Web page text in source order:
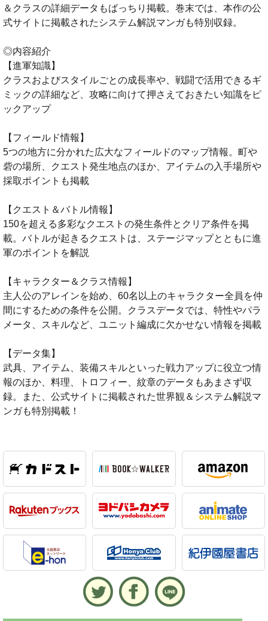
＆クラスの詳細データもばっちり掲載。巻末では、本作の公
式サイトに掲載されたシステム解説マンガも特別収録。
◎内容紹介
【進軍知識】
クラスおよびスタイルごとの成長率や、戦闘で活用できるギ
ミックの詳細など、攻略に向けて押さえておきたい知識をピ
ックアップ
【フィールド情報】
5つの地方に分かれた広大なフィールドのマップ情報。町や
砦の場所、クエスト発生地点のほか、アイテムの入手場所や
採取ポイントも掲載
【クエスト＆バトル情報】
150を超える多彩なクエストの発生条件とクリア条件を掲
載。バトルが起きるクエストは、ステージマップとともに進
軍のポイントを解説
【キャラクター＆クラス情報】
主人公のアレインを始め、60名以上のキャラクター全員を仲
間にするための条件を公開。クラスデータでは、特性やパラ
メータ、スキルなど、ユニット編成に欠かせない情報を掲載
【データ集】
武具、アイテム、装備スキルといった戦力アップに役立つ情
報のほか、料理、トロフィー、紋章のデータもあまさず収
録。また、公式サイトに掲載された世界観＆システム解説マ
ンガも特別掲載！